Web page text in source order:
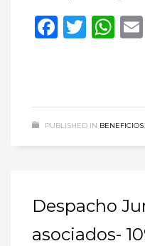
PUBLISHED IN BENEFICIOS,
Despacho
asociados-